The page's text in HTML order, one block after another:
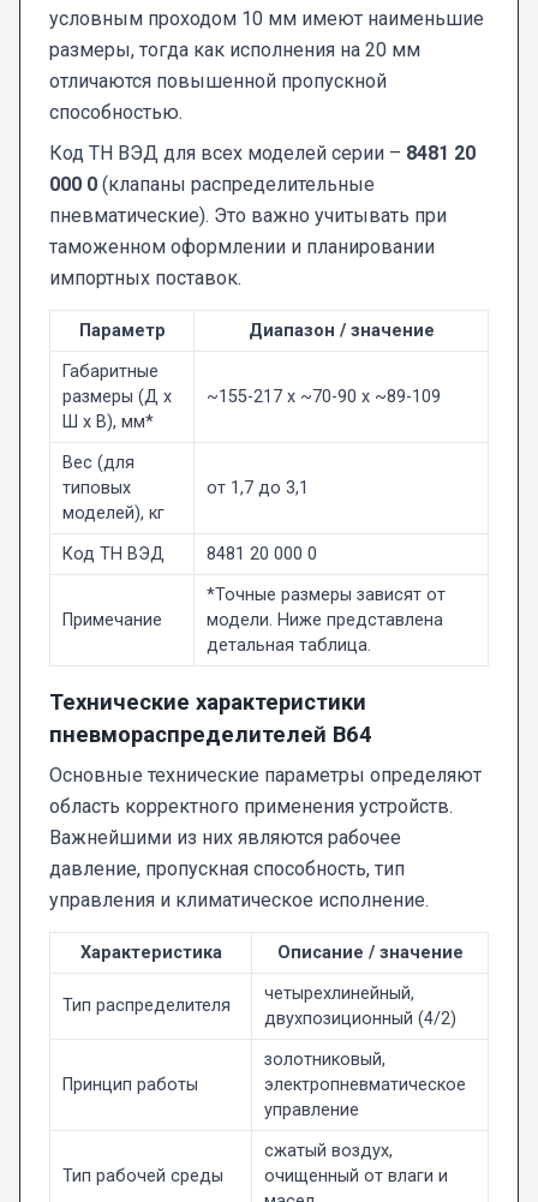
условным проходом 10 мм имеют наименьшие
размеры, тогда как исполнения на 20 мм
отличаются повышенной пропускной
способностью.
Код ТН ВЭД для всех моделей серии – 8481 20
000 0 (клапаны распределительные
пневматические). Это важно учитывать при
таможенном оформлении и планировании
импортных поставок.
Параметр
Диапазон / значение
Габаритные
размеры (Д x
Ш x В), мм*
~155-217 x ~70-90 x ~89-109
Вес (для
типовых
моделей), кг
от 1,7 до 3,1
Код ТН ВЭД 8481 20 000 0
Примечание
*Точные размеры зависят от
модели. Ниже представлена
детальная таблица.
Технические характеристики
пневмораспределителей В64
Основные технические параметры определяют
область корректного применения устройств.
Важнейшими из них являются рабочее
давление, пропускная способность, тип
управления и климатическое исполнение.
Характеристика Описание / значение
Тип распределителя
четырехлинейный,
двухпозиционный (4/2)
Принцип работы
золотниковый,
электропневматическое
управление
Тип рабочей среды
сжатый воздух,
очищенный от влаги и